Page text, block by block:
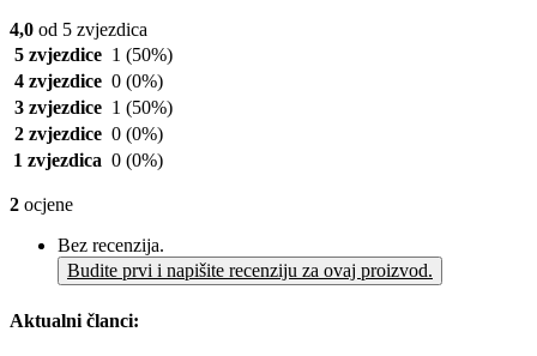
4,0 od 5 zvjezdica
5 zvjezdice 1 (50%)
4 zvjezdice 0 (0%)
3 zvjezdice 1 (50%)
2 zvjezdice 0 (0%)
1 zvjezdica 0 (0%)
2 ocjene
Bez recenzija.
Budite prvi i napišite recenziju za ovaj proizvod.
Aktualni članci: